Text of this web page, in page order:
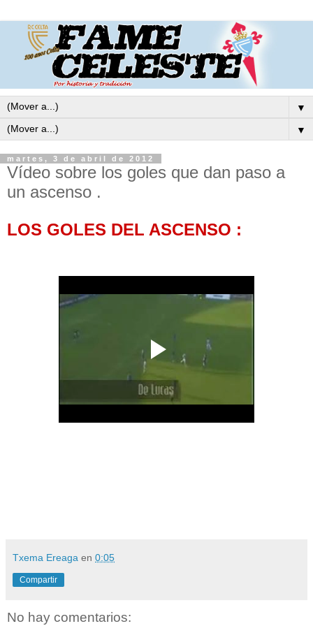
▼
▼
martes, 3 de abril de 2012
Vídeo sobre los goles que dan paso a
un ascenso .
LOS GOLES DEL ASCENSO :
Txema Ereaga en 0:05
Compartir
No hay comentarios: